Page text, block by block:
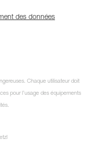
des données
Chaque utilisateur doit
pour l’usage des équipements